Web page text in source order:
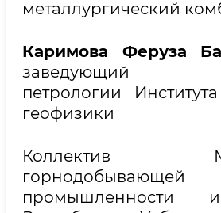
металлургический
Каримова Феруза
заведующий
петрологии
геофизики
Коллектив
горнодобывающей
промышленности